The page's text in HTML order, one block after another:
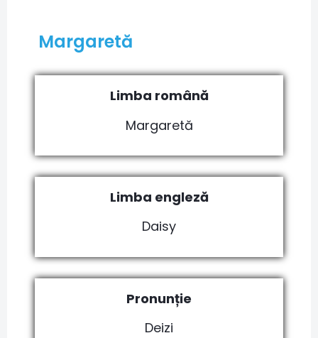
Margaretă
Limba română
Margaretă
Limba engleză
Daisy
Pronunție
Deizi